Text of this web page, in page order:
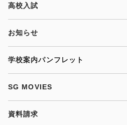
高校入試
お知らせ
学校案内パンフレット
SG MOVIES
資料請求